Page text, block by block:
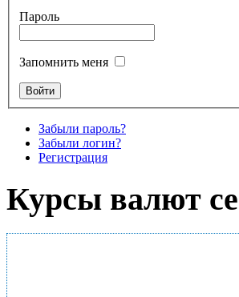
Пароль
Запомнить меня
Забыли пароль?
Забыли логин?
Регистрация
Курсы валют